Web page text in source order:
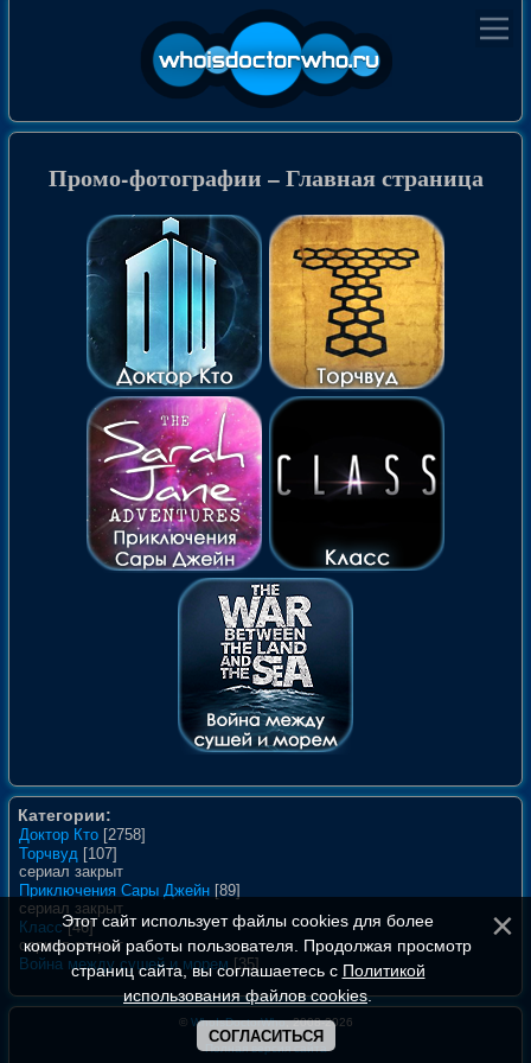
Промо-фотографии – Главная страница
Категории:
Доктор Кто [2758]
Торчвуд [107]
сериал закрыт
Приключения Сары Джейн [89]
сериал закрыт
Класс [46]
сериал закрыт
Война между сушей и морем [35]
© WhoIsDoctorWho, 2008-2026
Этот сайт использует файлы cookies для более
комфортной работы пользователя. Продолжая просмотр
страниц сайта, вы соглашаетесь с Политикой
использования файлов cookies.
СОГЛАСИТЬСЯ